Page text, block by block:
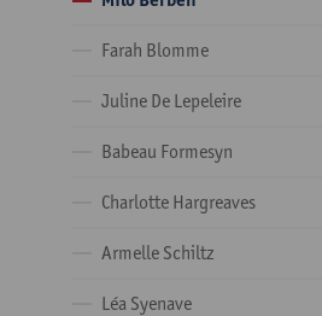
Farah Blomme
Juline De Lepeleire
Babeau Formesyn
Charlotte Hargreaves
Armelle Schiltz
Léa Syenave